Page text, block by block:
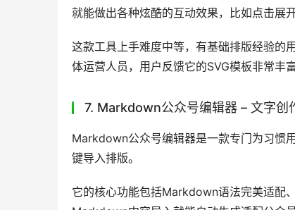
就能做出各种炫酷的互动效果，比如点击展
这款工具上手难度中等，有基础排版经验的
体运营人员，用户反馈它的SVG模板非常丰
7. Markdown公众号编辑器 – 文字创
Markdown公众号编辑器是一款专门为习惯
键导入排版。
它的核心功能包括Markdown语法完美适配